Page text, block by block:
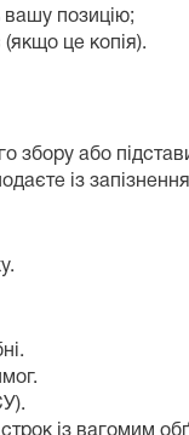
вашу позицію;
це копія).
збору або
із
із вагомим